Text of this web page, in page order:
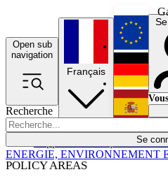
Open sub
navigation
Recherche
Se
POLICY AREAS
Économie
Français
ENERGIE, ENVIRONNEMENT